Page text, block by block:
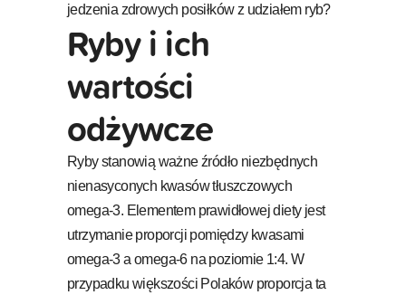
jedzenia zdrowych posiłków z udziałem ryb?
Ryby i ich
wartości
odżywcze
Ryby stanowią ważne źródło niezbędnych
nienasyconych kwasów tłuszczowych
omega-3. Elementem prawidłowej diety jest
utrzymanie proporcji pomiędzy kwasami
omega-3 a omega-6 na poziomie 1:4. W
przypadku większości Polaków proporcja ta